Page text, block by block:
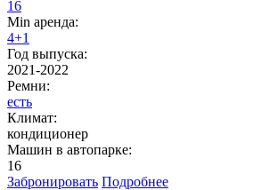
16
Min аренда:
4+1
Год выпуска:
2021-2022
Ремни:
есть
Климат:
кондиционер
Машин в автопарке:
16
Забронировать Подробнее